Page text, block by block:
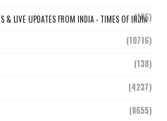
& LIVE UPDATES FROM INDIA - TIMES OF INDIA
(106)
(10716)
(138)
(4237)
(8655)